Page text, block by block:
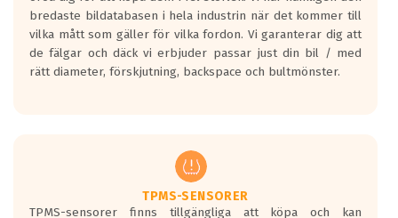
en symbol av ett däck med vågar. Hög
bullernivå markeras med svarta vågor
medans de vita vågorna påvisar om det är
ett tyst däck.
regelverket som introduceras år 2016.
Ett däck med två svarta vågor är redan
godkända för år 2016 nya regelverk.
bredaste bildatabasen i hela industrin när det kommer till
vilka mått som gäller för vilka fordon. Vi garanterar dig att
de fälgar och däck vi erbjuder passar just din bil / med
rätt diameter, förskjutning, backspace och bultmönster.
TPMS-SENSORER
TPMS-sensorer finns tillgängliga att köpa och kan